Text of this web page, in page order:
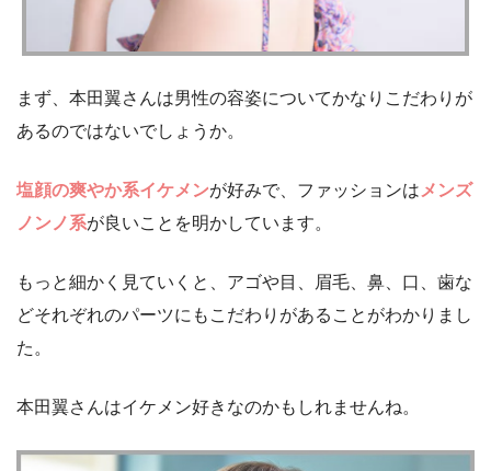
まず、本田翼さんは男性の容姿についてかなりこだわりが
あるのではないでしょうか。
塩顔の爽やか系イケメンが好みで、ファッションは メンズ
ノンノ系が良いことを明かしています。
もっと細かく見ていくと、アゴや目、眉毛、鼻、口、歯な
どそれぞれのパーツにもこだわりがあることがわかりまし
た。
本田翼さんはイケメン好きなのかもしれませんね。